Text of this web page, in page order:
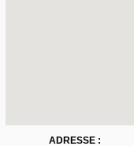
ADRESSE :